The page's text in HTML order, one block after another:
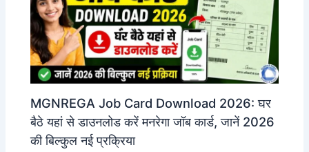
MGNREGA Job Card Download 2026: घर
बैठे यहां से डाउनलोड करें मनरेगा जॉब कार्ड, जानें 2026
की बिल्कुल नई प्रक्रिया